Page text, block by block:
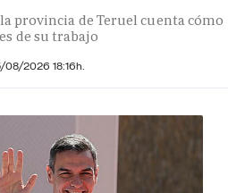
provincia de Teruel cuenta cómo
de su trabajo
08/2026 18:16h.